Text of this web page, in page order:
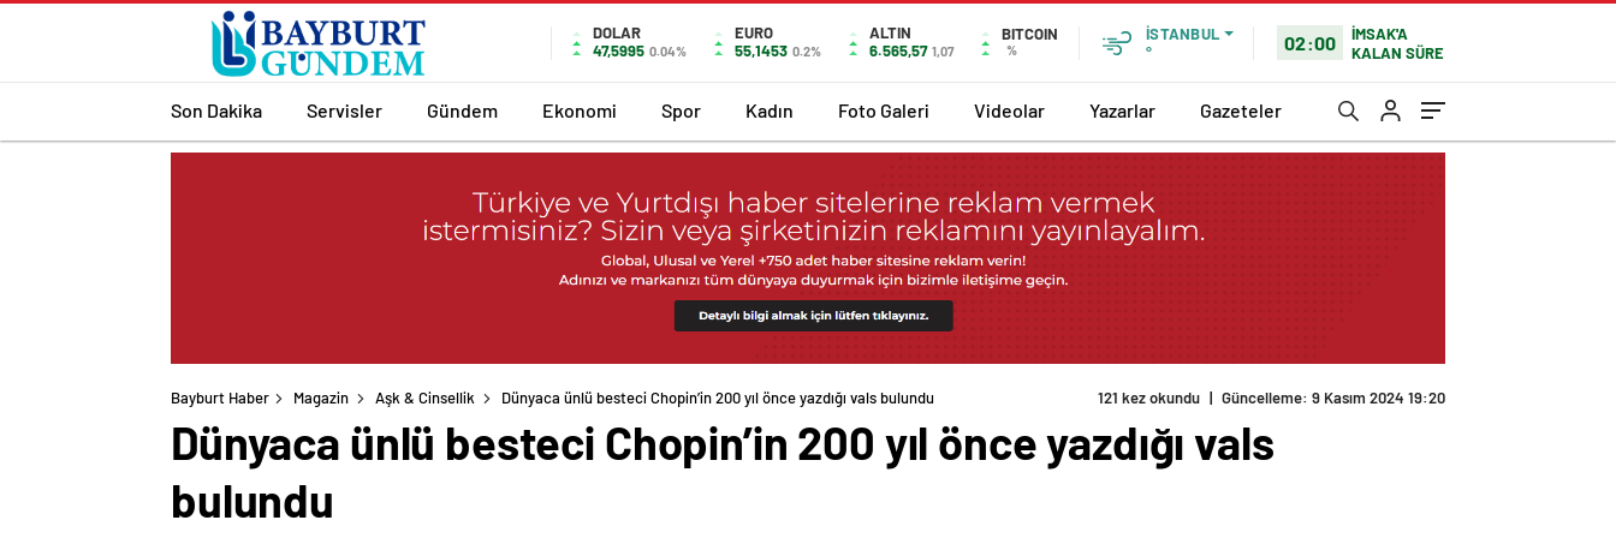
DOLAR
47,5995 0.04%
EURO
55,1453 0.2%
ALTIN
6.565,57 1,07
BITCOIN
%
İSTANBUL
°
02:00
İMSAK'A
KALAN SÜRE
Son Dakika Servisler Gündem Ekonomi Spor Kadın Foto Galeri Videolar Yazarlar Gazeteler
Bayburt Haber Magazin Aşk & Cinsellik Dünyaca ünlü besteci Chopin’in 200 yıl önce yazdığı vals bulundu 121 kez okundu | Güncelleme: 9 Kasım 2024 19:20
Dünyaca ünlü besteci Chopin’in 200 yıl önce yazdığı vals
bulundu